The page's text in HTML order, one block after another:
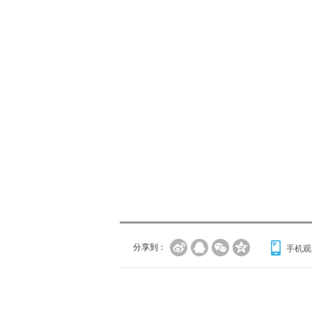
分享到： 手机